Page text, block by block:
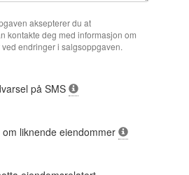
aksepterer du at
kontakte deg med informasjon om
endringer i salgsoppgaven.
på SMS
liknende eiendommer